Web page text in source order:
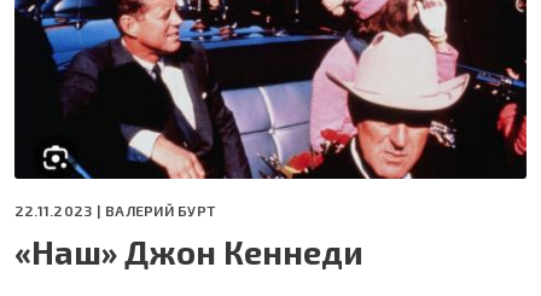
22.11.2023 | ВАЛЕРИЙ БУРТ
«Наш» Джон Кеннеди